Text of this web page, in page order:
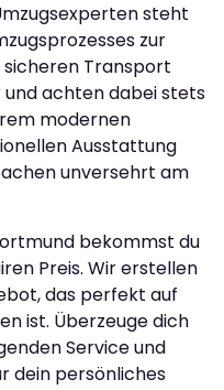
steht
zur
sicheren Transport
achten dabei stets
modernen
Ausstattung
unversehrt am
bekommst du
Preis. Wir erstellen
das perfekt auf
ist. Überzeuge dich
Service und
dein persönliches